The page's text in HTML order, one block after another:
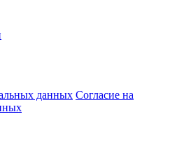
данных Согласие на